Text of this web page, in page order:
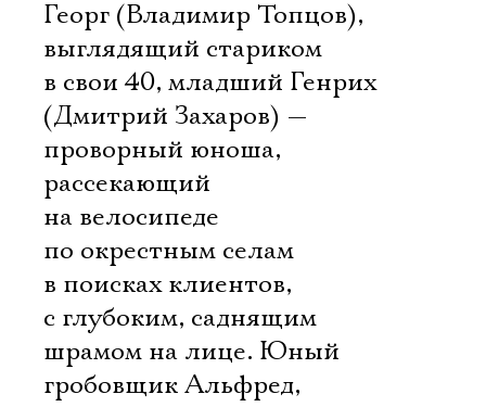
Георг (Владимир Топцов),
выглядящий стариком
в свои 40, младший Генрих
(Дмитрий Захаров) —
проворный юноша,
рассекающий
на велосипеде
по окрестным селам
в поисках клиентов,
с глубоким, саднящим
шрамом на лице. Юный
гробовщик Альфред,